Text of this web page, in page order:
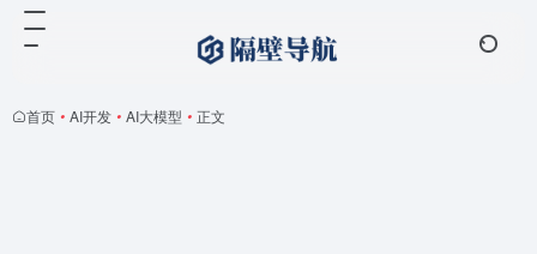
首页 • AI开发 • AI大模型 • 正文